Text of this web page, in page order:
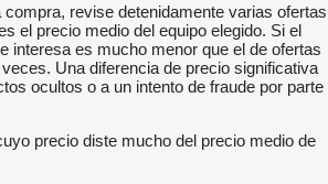
revise detenidamente varias ofertas
el precio medio del equipo elegido. Si el
interesa es mucho menor que el de ofertas
Una diferencia de precio significativa
ocultos o a un intento de fraude por parte
precio diste mucho del precio medio de